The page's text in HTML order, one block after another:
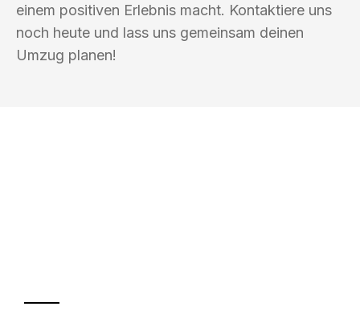
einem positiven Erlebnis macht. Kontaktiere uns
noch heute und lass uns gemeinsam deinen
Umzug planen!